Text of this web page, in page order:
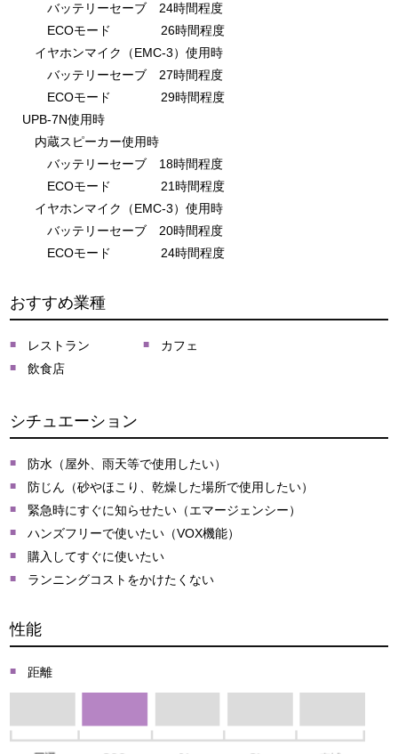
バッテリーセーブ 24時間程度
ECOモード 26時間程度
イヤホンマイク（EMC-3）使用時
バッテリーセーブ 27時間程度
ECOモード 29時間程度
UPB-7N使用時
内蔵スピーカー使用時
バッテリーセーブ 18時間程度
ECOモード 21時間程度
イヤホンマイク（EMC-3）使用時
バッテリーセーブ 20時間程度
ECOモード 24時間程度
おすすめ業種
レストラン
カフェ
飲食店
シチュエーション
防水（屋外、雨天等で使用したい）
防じん（砂やほこり、乾燥した場所で使用したい）
緊急時にすぐに知らせたい（エマージェンシー）
ハンズフリーで使いたい（VOX機能）
購入してすぐに使いたい
ランニングコストをかけたくない
性能
距離